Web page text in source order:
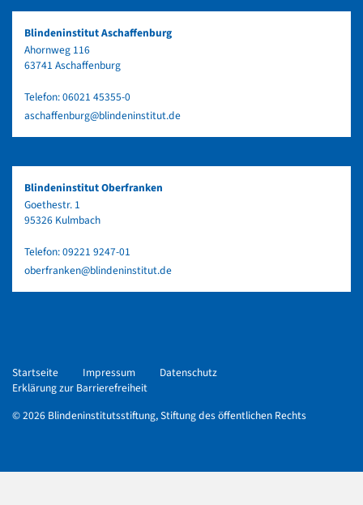
Blindeninstitut Aschaffenburg
Ahornweg 116
63741 Aschaffenburg
Telefon:06021 45355-0
aschaffenburg@blindeninstitut.de
Blindeninstitut Oberfranken
Goethestr. 1
95326 Kulmbach
Telefon:09221 9247-01
oberfranken@blindeninstitut.de
Startseite Impressum
Datenschutz
Erklärung zur Barrierefreiheit
© 2026 Blindeninstitutsstiftung, Stiftung des öffentlichen Rechts